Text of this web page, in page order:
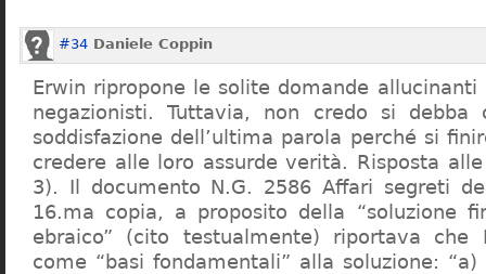
#34 Daniele Coppin
Erwin ripropone le solite domande
negazionisti. Tuttavia, non credo si debba
soddisfazione dell’ultima parola perché si
credere alle loro assurde verità. Risposta
3). Il documento N.G. 2586 Affari segreti
16.ma copia, a proposito della “soluzione
ebraico” (cito testualmente) riportava che
come “basi fondamentali” alla soluzione: